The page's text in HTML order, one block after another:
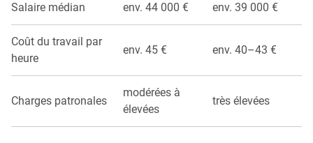
Salaire médian env. 44 000 € env. 39 000 €
Coût du travail par
heure
env. 45 € env. 40–43 €
Charges patronales
modérées à
élevées
très élevées